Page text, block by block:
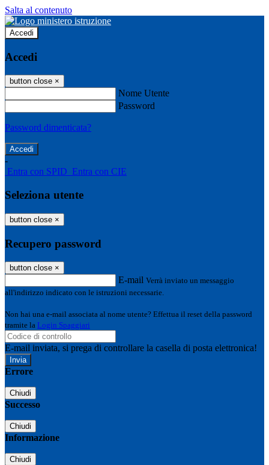
Salta al contenuto
Accedi
Accedi
button close ×
Nome Utente
Password
Password dimenticata?
-
Entra con SPID Entra con CIE
Seleziona utente
button close ×
Recupero password
button close ×
E-mail Verrà inviato un messaggio
all'indirizzo indicato con le istruzioni necessarie.
Non hai una e-mail associata al nome utente? Effettua il reset della password
tramite la Login Spaggiari
E-mail inviata, si prega di controllare la casella di posta elettronica!
Errore
Chiudi
Successo
Chiudi
Informazione
Chiudi